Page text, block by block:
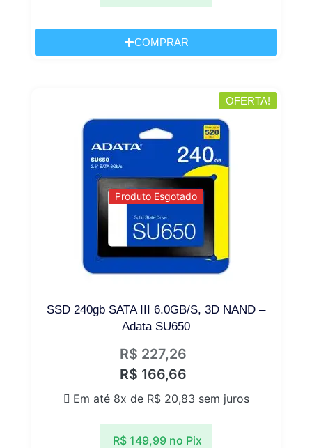
COMPRAR
OFERTA!
Produto Esgotado
SSD 240gb SATA III 6.0GB/S, 3D NAND –
Adata SU650
R$227,26
R$ 166,66
Em até 8x de R$20,83 sem juros
R$ 149,99 no Pix